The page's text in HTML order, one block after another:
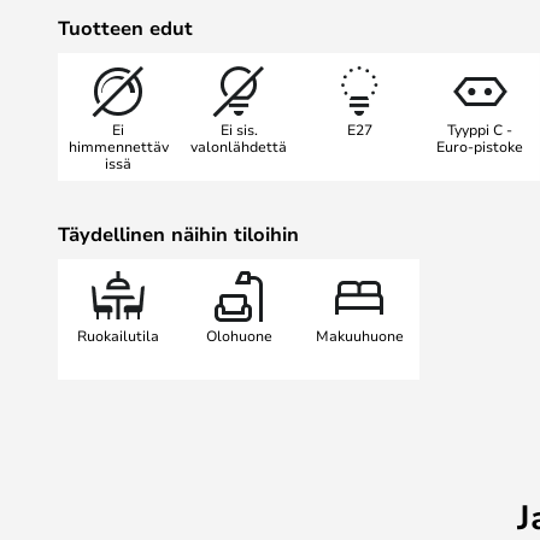
Huomio! Kizu-pöytävalaisimessa
Aikaisempi malli (ennen
himmennnin kanssa, eikä sitä ole
Tuotteen edut
Ei
himmennettäv
issä
Ei sis.
valonlähdettä
E27
Tyyppi C -
Euro-pistoke
Täydellinen näihin tiloihin
Ruokailutila Olohuone Makuuhuone